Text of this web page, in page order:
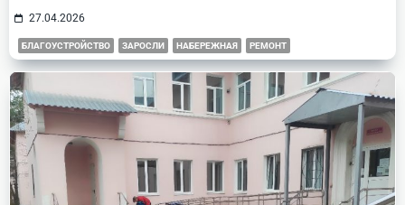
27.04.2026
БЛАГОУСТРОЙСТВО ЗАРОСЛИ НАБЕРЕЖНАЯ РЕМОНТ